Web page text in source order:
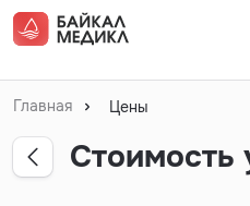
Главная Цены
Стоимость